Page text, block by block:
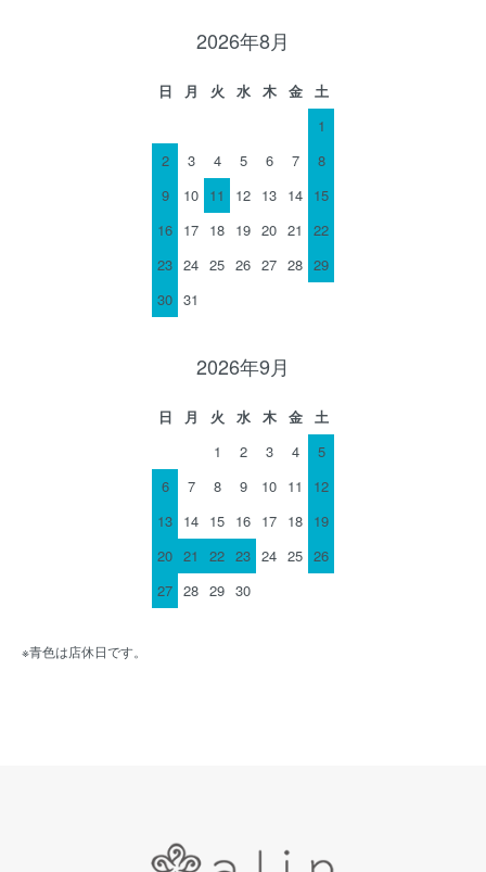
2026年8月
日 月 火 水 木 金
土
1
2
3 4 5 6 7
8
9
10 11 12 13 14 15
16 17 18 19 20 21
22
23 24 25 26 27 28 29
30 31
2026年9月
日 月 火 水 木 金
土
1
2 3 4
5
6
7 8 9 10 11
12
13 14 15 16 17 18 19
20 21 22 23 24 25 26
27 28 29 30
※青色は店休日です。